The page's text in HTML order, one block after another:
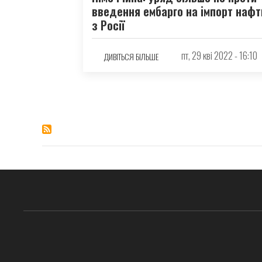
введення ембарго на імпорт
з Росії
ДИВІТЬСЯ БІЛЬШЕ пт, 29 кві 2022 - 16:10